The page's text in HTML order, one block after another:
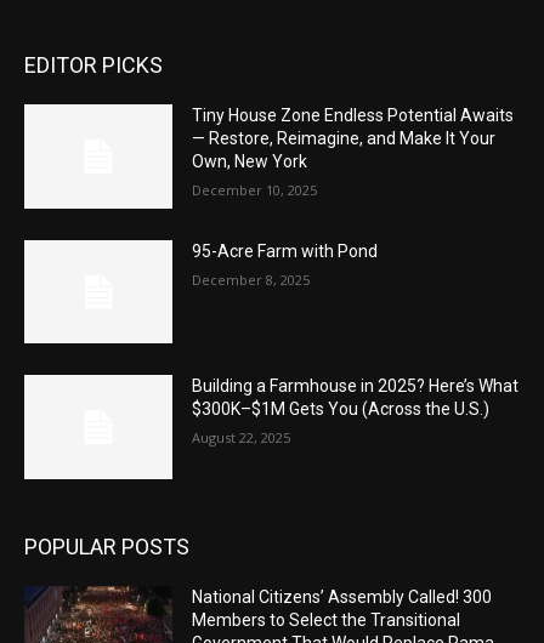
EDITOR PICKS
Tiny House Zone Endless Potential Awaits
— Restore, Reimagine, and Make It Your
Own, New York
December 10, 2025
95-Acre Farm with Pond
December 8, 2025
Building a Farmhouse in 2025? Here’s What
$300K–$1M Gets You (Across the U.S.)
August 22, 2025
POPULAR POSTS
National Citizens’ Assembly Called! 300
Members to Select the Transitional